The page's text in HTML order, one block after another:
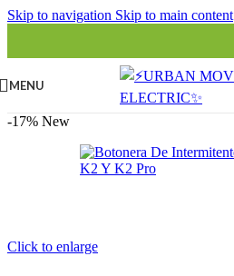
Skip to navigation Skip to main content
MENU
-17% New
Click to enlarge